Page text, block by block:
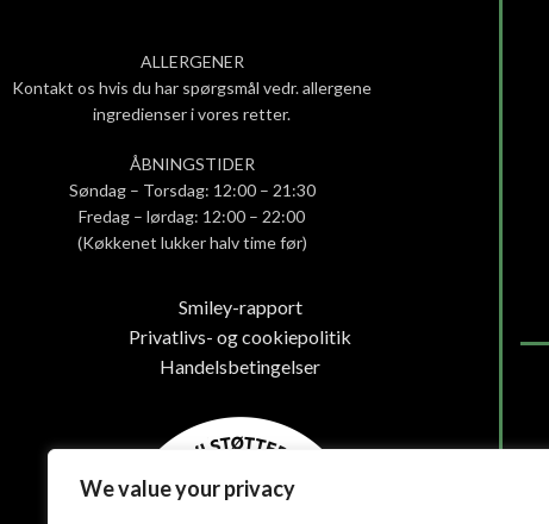
We value your privacy
ALLERGENER
Kontakt os hvis du har spørgsmål vedr. allergene
ingredienser i vores retter.
ÅBNINGSTIDER
Søndag – Torsdag: 12:00 – 21:30
Fredag – lørdag: 12:00 – 22:00
(Køkkenet lukker halv time før)
Smiley-rapport
Privatlivs- og cookiepolitik
Handelsbetingelser